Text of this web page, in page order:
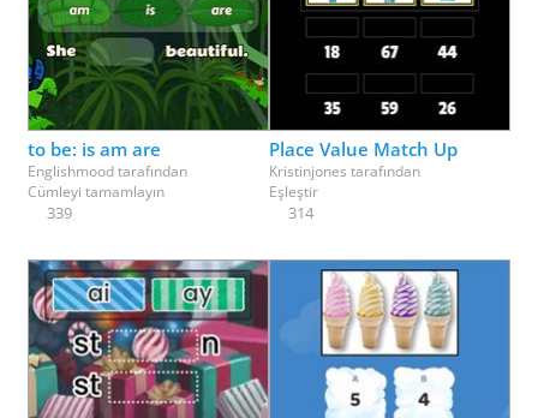
to be: is am are
Englishmoodtarafından
Cümleyi tamamlayın
339
Place Value Match Up
Kristinjones tarafından
Eşleştir
314